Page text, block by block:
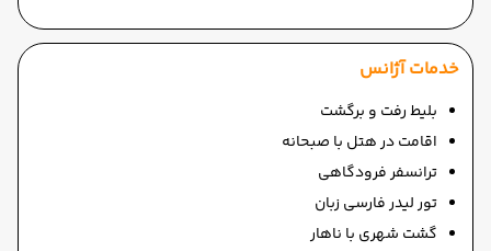
خدمات آژانس
بلیط رفت و برگشت
اقامت در هتل با صبحانه
ترانسفر فرودگاهی
تور لیدر فارسی زبان
گشت شهری با ناهار